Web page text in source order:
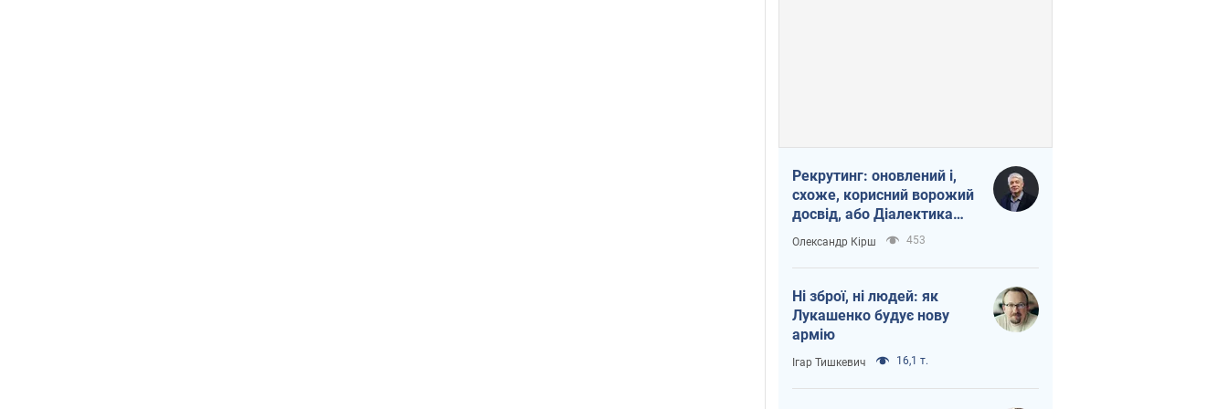
Рекрутинг: оновлений і,
схоже, корисний ворожий
досвід, або Діалектика
вибагливого боягузтва
Олександр Кірш 453
Ні зброї, ні людей: як
Лукашенко будує нову
армію
Ігар Тишкевич 16,1 т.